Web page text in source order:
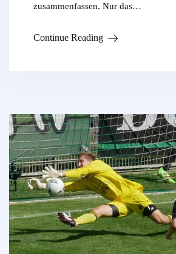
zusammenfassen. Nur das…
Continue Reading